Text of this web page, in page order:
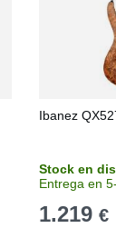
Ibanez
Stock en
Entrega en
1.219 €